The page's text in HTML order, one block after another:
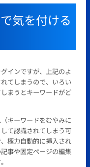
気を付ける
インですが、上記のよ
てしまうので、いろい
まうとキーワードがど
キーワードをむやみに
て認識されてしまう可
極力自動的に挿入され
事や固定ページの編集